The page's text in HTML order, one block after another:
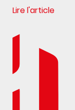
Lire l'article